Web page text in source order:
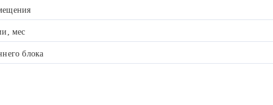
мес
блока